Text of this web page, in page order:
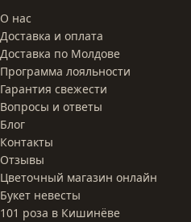
О нас
Доставка и оплата
Доставка по Молдове
Программа лояльности
Гарантия свежести
Вопросы и ответы
Блог
Контакты
Отзывы
Цветочный магазин онлайн
Букет невесты
101 роза в Кишинёве